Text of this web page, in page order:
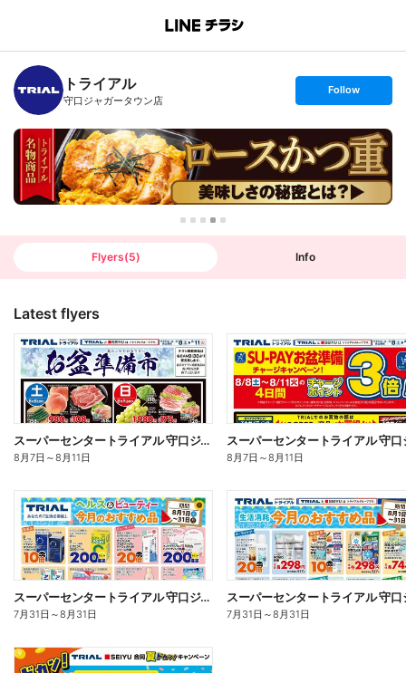
B
n
c
h
T
トライアル
守口ジャガータウン店
s
t
o
l
w
Follow
Flyers(5) Info
Latest flyers
スーパーセンタートライアル 守口ジャガータウン店_表
8月7日 ～8月11日 8月7日 ～8月11日
スーパーセンタートライアル 守口ジャガータウン店_表
7月31日 ～8月31日 7月31日 ～8月31日